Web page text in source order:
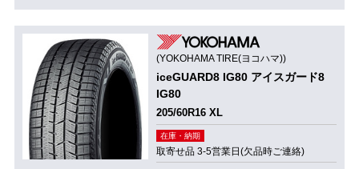
(YOKOHAMA TIRE(ヨコハマ))
iceGUARD8 IG80 アイスガード8
IG80
205/60R16 XL
在庫・納期
取寄せ品 3-5営業日(欠品時ご連絡)